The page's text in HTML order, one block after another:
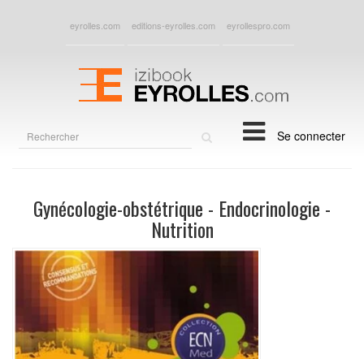
eyrolles.com editions-eyrolles.com eyrollespro.com
Se connecter
Gynécologie-obstétrique - Endocrinologie -
Nutrition